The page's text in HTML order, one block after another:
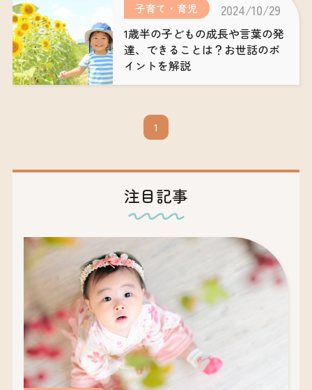
子育て・育児 2024/10/29
1歳半の子どもの成長や言葉の発
達、できることは？お世話のポ
イントを解説
1
注目記事